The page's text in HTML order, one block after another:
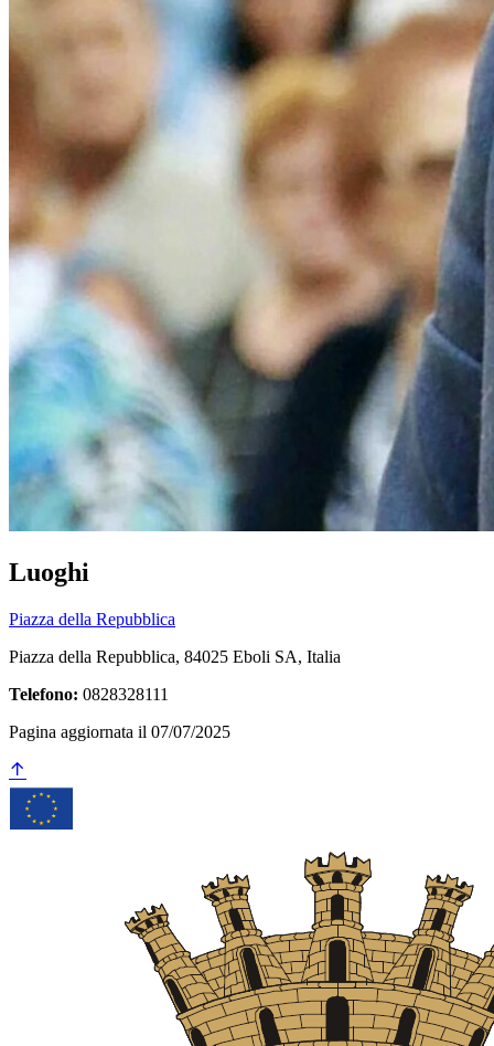
Luoghi
Piazza della Repubblica
Piazza della Repubblica, 84025 Eboli SA, Italia
Telefono: 0828328111
Pagina aggiornata il 07/07/2025